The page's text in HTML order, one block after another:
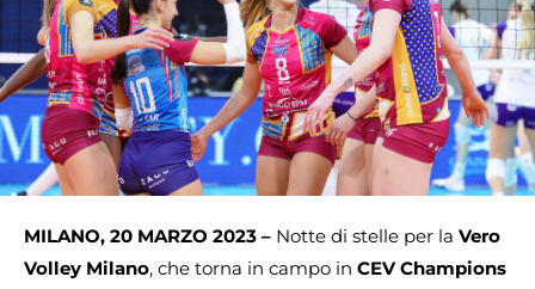
MILANO, 20 MARZO 2023 – Notte di stelle per la Vero
Volley Milano, che torna in campo in CEV Champions